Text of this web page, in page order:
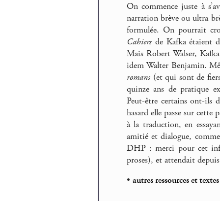
On commence juste à
narration brève ou ultra
formulée. On pourrait
Cahiers de Kafka étaient
Mais Robert Walser,
idem Walter Benjamin.
romans (et qui sont de
quinze ans de pratique
Peut-être certains ont-ils
hasard elle passe sur
à la traduction, en
amitié et dialogue,
DHP : merci pour cet
proses), et attendait
• autres ressources et